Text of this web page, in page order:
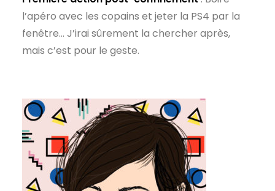
l’apéro avec les copains et jeter la PS4 par la
fenêtre… J’irai sûrement la chercher après,
mais c’est pour le geste.